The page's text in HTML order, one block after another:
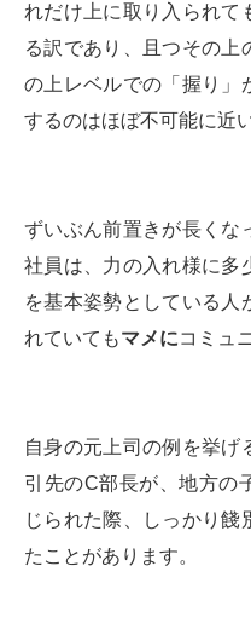
れだけ上に取り入られて
る訳であり、且つその上
の上レベルでの「握り」
するのはほぼ不可能に近
ずいぶん前置きが長くな
社員は、力の入れ様に多
を基本姿勢としている人
れていてもマメにコミュ
自身の元上司の例を挙げ
引先のC部長が、地方の
じられた際、しっかり餞
たことがあります。